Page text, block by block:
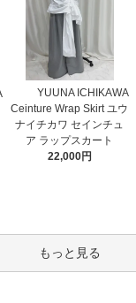
YUUNA ICHIKAWA
Ceinture Wrap Skirt ユウ
ナイチカワ セインチュ
ア ラップスカート
22,000円
もっと見る